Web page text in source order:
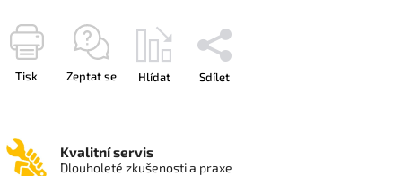
Tisk Zeptat se Hlídat Sdílet
Kvalitní servis
Dlouholeté zkušenosti a praxe